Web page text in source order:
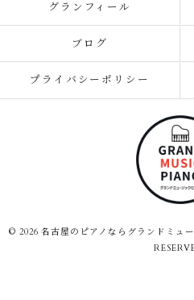
グランフィール
ブログ
プライバシーポリシー
© 2026 名古屋のピアノならグランドミュ